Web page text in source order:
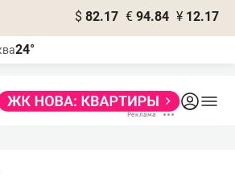
$ 82.17 € 94.84 ¥ 12.17
24°